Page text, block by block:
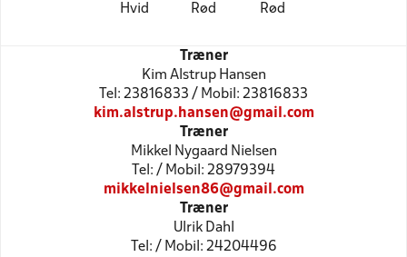
Hvid Rød Rød
Træner
Kim Alstrup Hansen
Tel: 23816833 / Mobil: 23816833
kim.alstrup.hansen@gmail.com
Træner
Mikkel Nygaard Nielsen
Tel: / Mobil: 28979394
mikkelnielsen86@gmail.com
Træner
Ulrik Dahl
Tel: / Mobil: 24204496